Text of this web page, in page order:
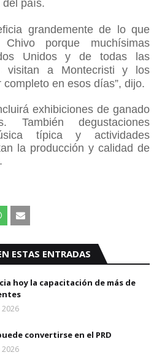
del país.
grandemente de lo que
porque muchísimas
Unidos y de todas las
visitan a Montecristi y los
en esos días”, dijo.
exhibiciones de ganado
También degustaciones
típica y actividades
la producción y calidad de
ESTAS ENTRADAS
hoy la capacitación de más de
2026
convertirse en el PRD
2026